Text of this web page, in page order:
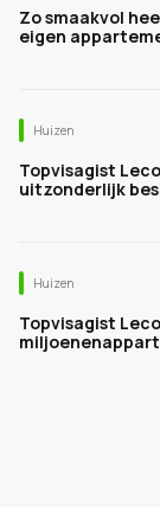
Zo smaakvol
eigen
Huizen
Topvisagist
uitzonderlijk
Huizen
Topvisagist